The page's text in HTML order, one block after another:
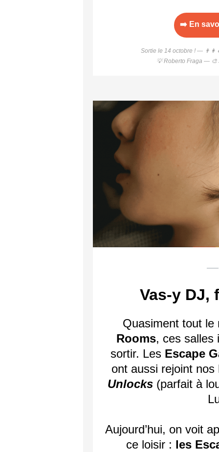
➡️ En
Sortie le 14 octobre ! —
💡 Roberto Fraga —
—
Vas-y DJ,
Quasiment tout
Rooms, ces salles
sortir. Les Escape
ont aussi rejoint
Unlocks(parfait à
Aujourd’hui, on voit
ce loisir : les